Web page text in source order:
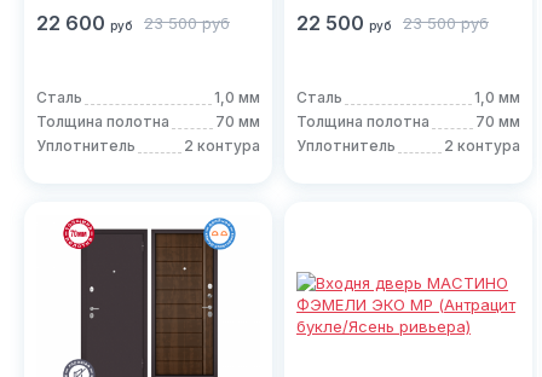
22 600 руб 23 500 руб
Сталь
1,0 мм
Толщина полотна
70 мм
Уплотнитель
2 контура
22 500 руб 23 500 руб
Сталь
1,0 мм
Толщина полотна
70 мм
Уплотнитель
2 контура